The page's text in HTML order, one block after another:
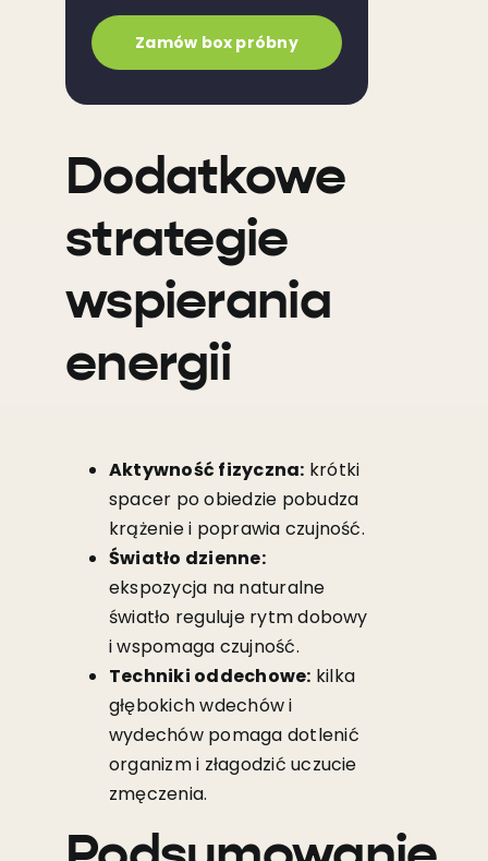
Zamów box próbny
Dodatkowe
strategie
wspierania
energii
Aktywność fizyczna: krótki
spacer po obiedzie pobudza
krążenie i poprawia czujność.
Światło dzienne:
ekspozycja na naturalne
światło reguluje rytm dobowy
i wspomaga czujność.
Techniki oddechowe: kilka
głębokich wdechów i
wydechów pomaga dotlenić
organizm i złagodzić uczucie
zmęczenia.